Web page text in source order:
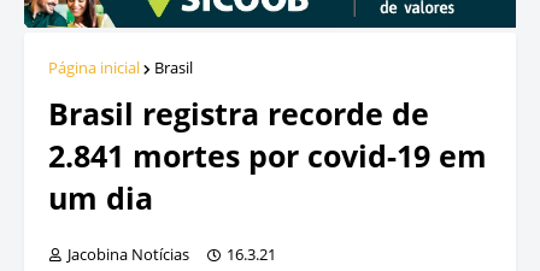
Página inicial Brasil
Brasil registra recorde de
2.841 mortes por covid-19 em
um dia
Jacobina Notícias 16.3.21